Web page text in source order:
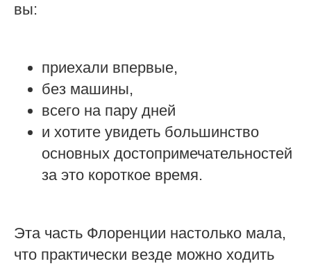
вы:
приехали впервые,
без машины,
всего на пару дней
и хотите увидеть большинство
основных достопримечательностей
за это короткое время.
Эта часть Флоренции настолько мала,
что практически везде можно ходить